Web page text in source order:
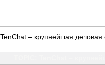
TenChat – крупнейшая деловая